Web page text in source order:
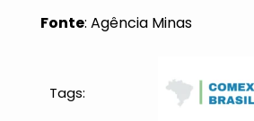
Fonte: Agência Minas
Tags: